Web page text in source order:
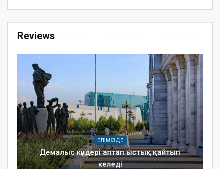
Reviews
ЕЛІМІЗДЕ
Демалыс күндері аптап ыстық қайтып
келеді